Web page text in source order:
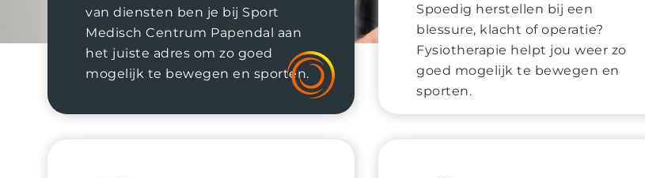
van diensten ben je bij Sport
Medisch Centrum Papendal aan
het juiste adres om zo goed
mogelijk te bewegen en sporten.
Spoedig herstellen bij een
blessure, klacht of operatie?
Fysiotherapie helpt jou weer zo
goed mogelijk te bewegen en
sporten.